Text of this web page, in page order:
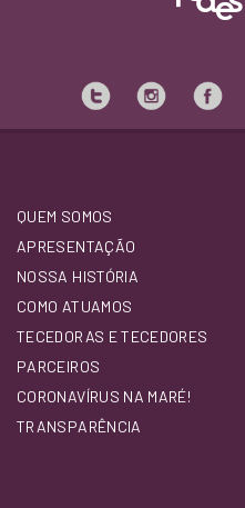
QUEM SOMOS
APRESENTAÇÃO
NOSSA HISTÓRIA
COMO ATUAMOS
TECEDORAS E TECEDORES
PARCEIROS
CORONAVÍRUS NA MARÉ!
TRANSPARÊNCIA